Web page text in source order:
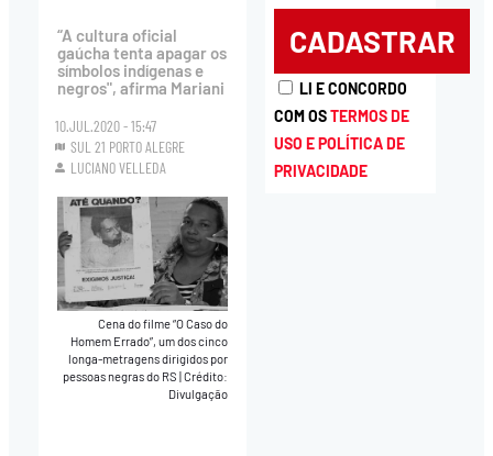
“A cultura oficial
gaúcha tenta apagar os
símbolos indígenas e
negros", afirma Mariani
10.JUL.2020 - 15:47
SUL 21 PORTO ALEGRE
LUCIANO VELLEDA
Cena do filme “O Caso do
Homem Errado”, um dos cinco
longa-metragens dirigidos por
pessoas negras do RS|Crédito:
Divulgação
LI E CONCORDO
COM OSTERMOS DE
USO E POLÍTICA DE
PRIVACIDADE